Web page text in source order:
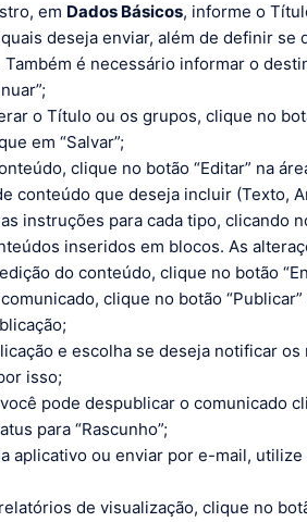
em Dados Básicos, informe o
deseja enviar, além de definir se
Também é necessário informar o
o Título ou os grupos, clique no
em “Salvar”;
clique no botão “Editar” na
conteúdo que deseja incluir (Texto,
instruções para cada tipo, clicando
inseridos em blocos. As
do conteúdo, clique no botão
clique no botão
e escolha se deseja notificar
isso;
pode despublicar o comunicado
para “Rascunho”;
aplicativo ou enviar por e-mail,
de visualização, clique no